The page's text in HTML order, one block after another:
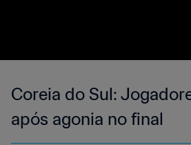
Coreia do Sul:
após agonia no final